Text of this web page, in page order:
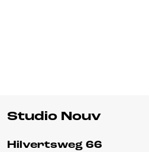
Studio Nouv
Hilvertsweg 66